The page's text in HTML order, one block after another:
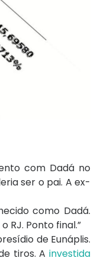
com Dadá no
ser o pai. A ex-
como Dadá.
RJ. Ponto final.”
de Eunáplis.
tiros. Ainvestida